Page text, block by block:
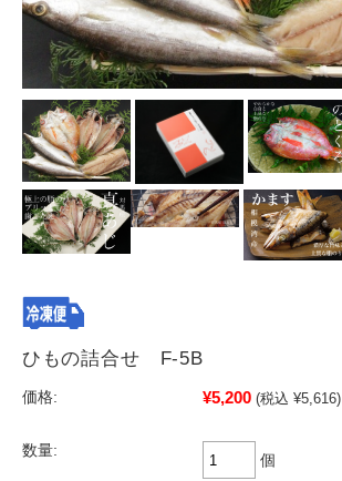
ひもの詰合せ F-5B
価格: ¥5,200 (税込 ¥5,616)
数量:
個